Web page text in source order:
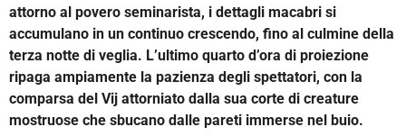
attorno al povero seminarista, i dettagli macabri si
accumulano in un continuo crescendo, fino al culmine della
terza notte di veglia. L’ultimo quarto d’ora di proiezione
ripaga ampiamente la pazienza degli spettatori, con la
comparsa del Vij attorniato dalla sua corte di creature
mostruose che sbucano dalle pareti immerse nel buio.